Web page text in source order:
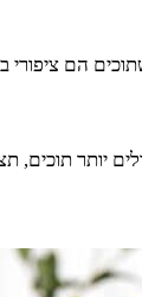
הם ציפורי
תוכים,